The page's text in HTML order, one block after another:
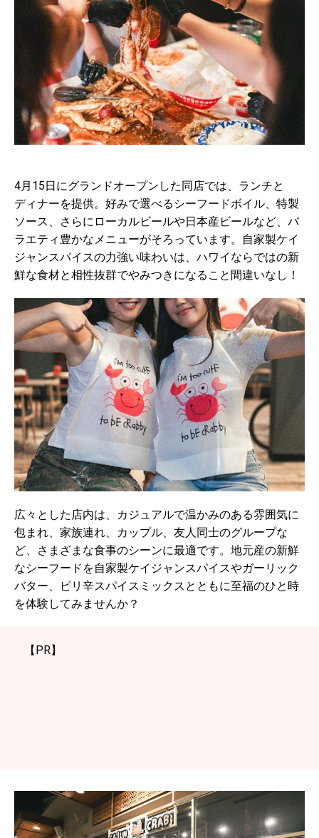
4月15日にグランドオープンした同店では、ランチと
ディナーを提供。好みで選べるシーフードボイル、特製
ソース、さらにローカルビールや日本産ビールなど、バ
ラエティ豊かなメニューがそろっています。自家製ケイ
ジャンスパイスの力強い味わいは、ハワイならではの新
鮮な食材と相性抜群でやみつきになること間違いなし！
広々とした店内は、カジュアルで温かみのある雰囲気に
包まれ、家族連れ、カップル、友人同士のグループな
ど、さまざまな食事のシーンに最適です。地元産の新鮮
なシーフードを自家製ケイジャンスパイスやガーリック
バター、ピリ辛スパイスミックスとともに至福のひと時
を体験してみませんか？
【PR】